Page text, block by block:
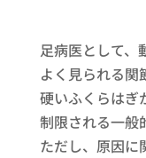
足病医として、
よく見られる関
硬いふくらはぎ
制限される一般
ただし、原因に